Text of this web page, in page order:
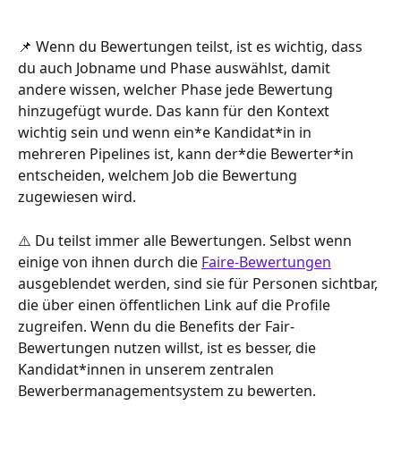
📌 Wenn du Bewertungen teilst, ist es wichtig, dass
du auch Jobname und Phase auswählst, damit
andere wissen, welcher Phase jede Bewertung
hinzugefügt wurde. Das kann für den Kontext
wichtig sein und wenn ein*e Kandidat*in in
mehreren Pipelines ist, kann der*die Bewerter*in
entscheiden, welchem Job die Bewertung
zugewiesen wird.
⚠️ Du teilst immer alle Bewertungen. Selbst wenn
einige von ihnen durch die Faire-Bewertungen
ausgeblendet werden, sind sie für Personen sichtbar,
die über einen öffentlichen Link auf die Profile
zugreifen. Wenn du die Benefits der Fair-
Bewertungen nutzen willst, ist es besser, die
Kandidat*innen in unserem zentralen
Bewerbermanagementsystem zu bewerten.